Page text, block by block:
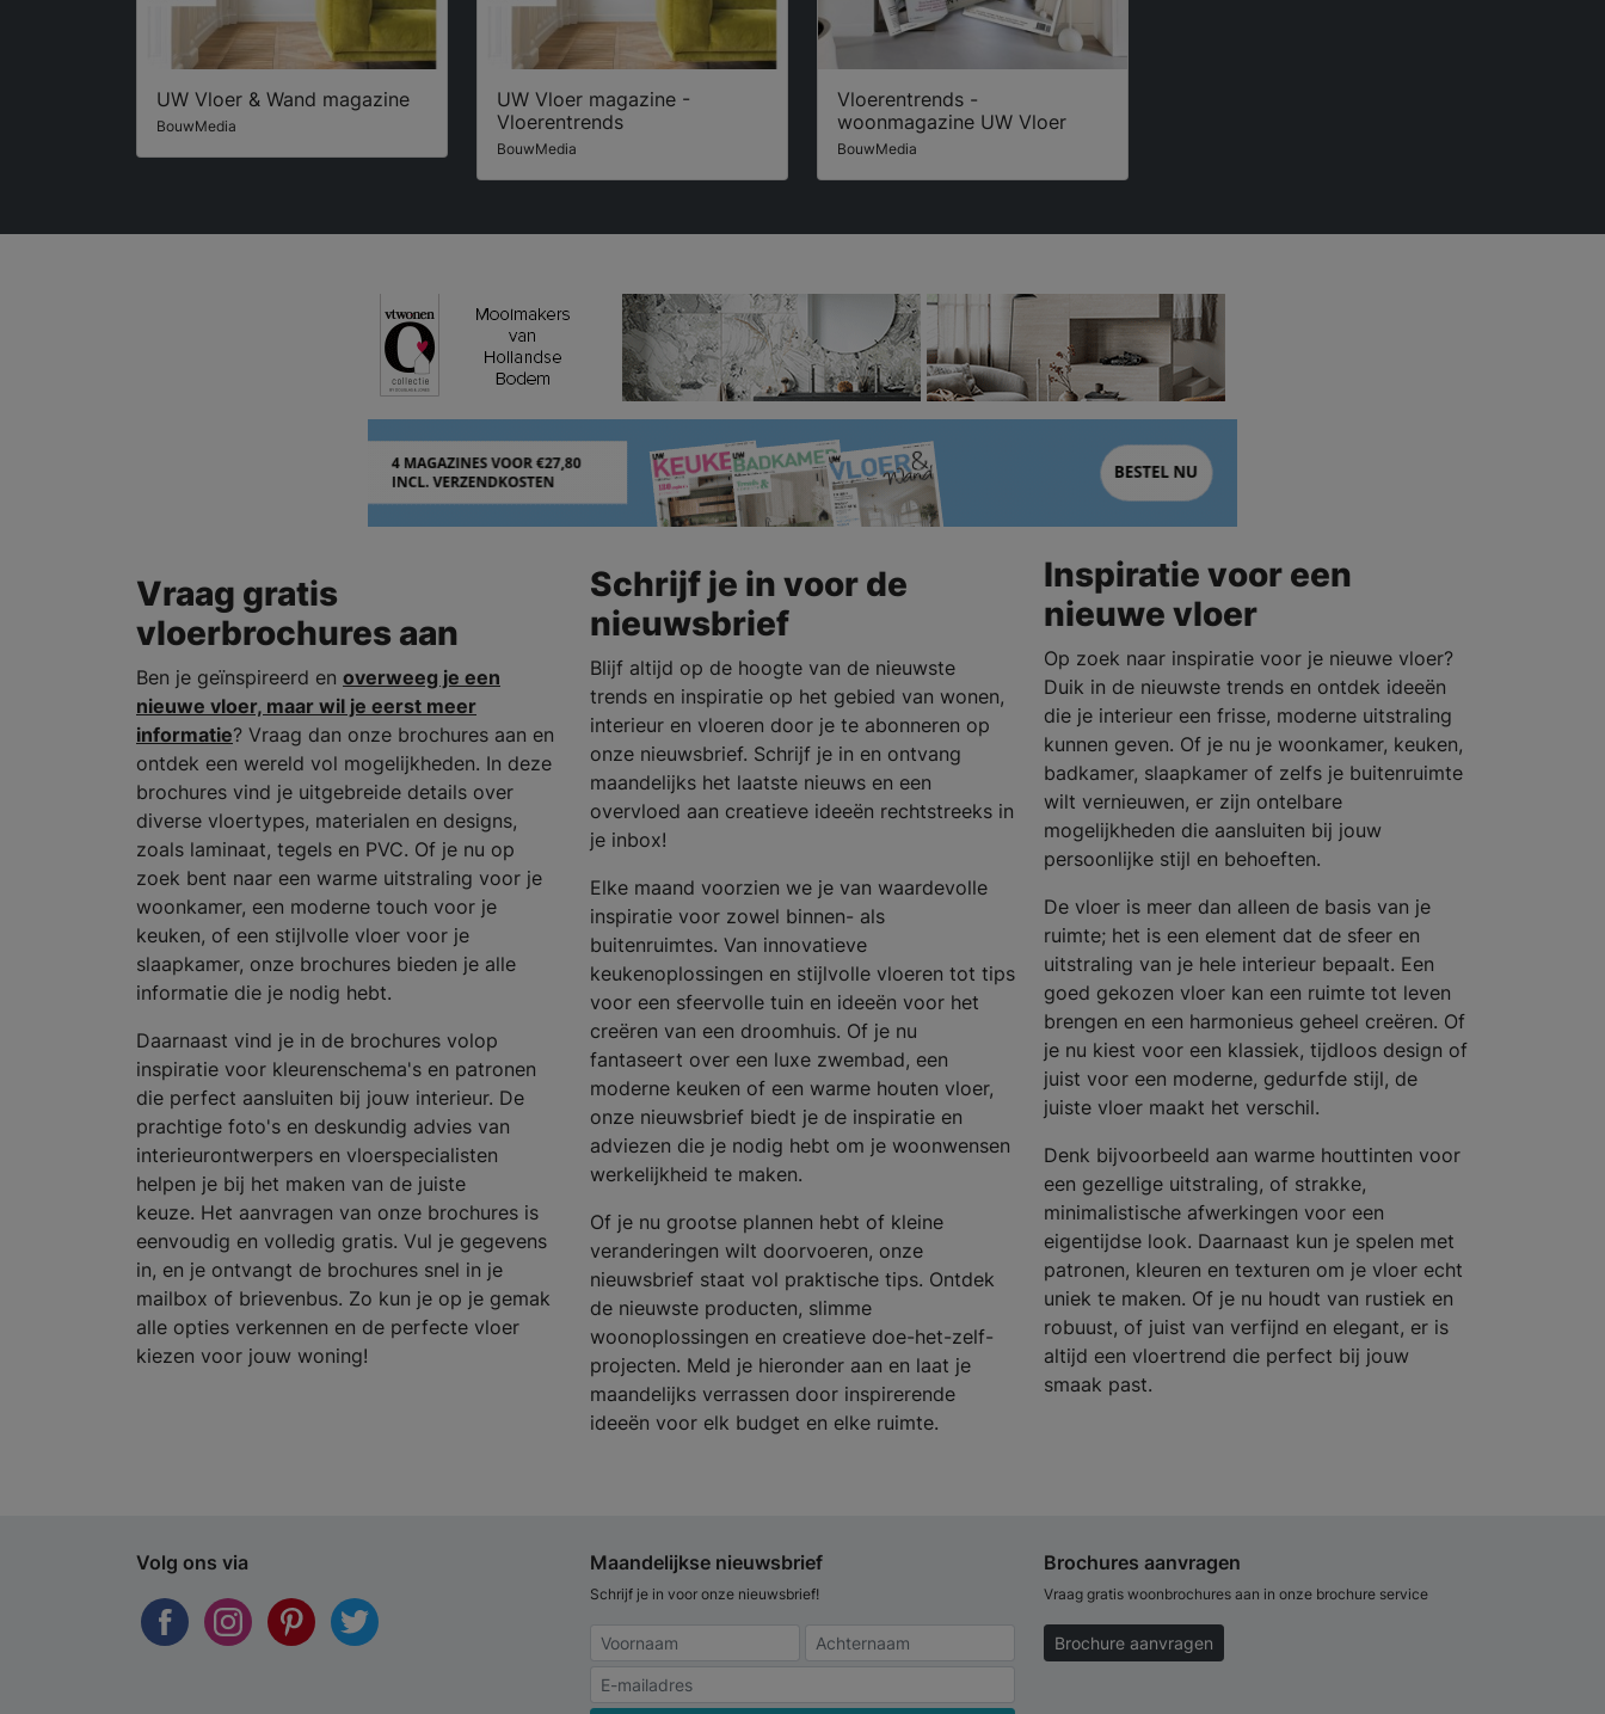
UW Vloer & Wand magazine
BouwMedia
UW Vloer magazine -
Vloerentrends
BouwMedia
Vloerentrends -
woonmagazine UW Vloer
BouwMedia
Vraag gratis
vloerbrochures aan
Ben je geïnspireerd en overweeg je een
nieuwe vloer, maar wil je eerst meer
informatie? Vraag dan onze brochures aan en
ontdek een wereld vol mogelijkheden. In deze
brochures vind je uitgebreide details over
diverse vloertypes, materialen en designs,
zoals laminaat, tegels en PVC. Of je nu op
zoek bent naar een warme uitstraling voor je
woonkamer, een moderne touch voor je
keuken, of een stijlvolle vloer voor je
slaapkamer, onze brochures bieden je alle
informatie die je nodig hebt.
Daarnaast vind je in de brochures volop
inspiratie voor kleurenschema's en patronen
die perfect aansluiten bij jouw interieur. De
prachtige foto's en deskundig advies van
interieurontwerpers en vloerspecialisten
helpen je bij het maken van de juiste
keuze. Het aanvragen van onze brochures is
eenvoudig en volledig gratis. Vul je gegevens
in, en je ontvangt de brochures snel in je
mailbox of brievenbus. Zo kun je op je gemak
alle opties verkennen en de perfecte vloer
kiezen voor jouw woning!
Schrijf je in voor de
nieuwsbrief
Blijf altijd op de hoogte van de nieuwste
trends en inspiratie op het gebied van wonen,
interieur en vloeren door je te abonneren op
onze nieuwsbrief. Schrijf je in en ontvang
maandelijks het laatste nieuws en een
overvloed aan creatieve ideeën rechtstreeks in
je inbox!
Elke maand voorzien we je van waardevolle
inspiratie voor zowel binnen- als
buitenruimtes. Van innovatieve
keukenoplossingen en stijlvolle vloeren tot tips
voor een sfeervolle tuin en ideeën voor het
creëren van een droomhuis. Of je nu
fantaseert over een luxe zwembad, een
moderne keuken of een warme houten vloer,
onze nieuwsbrief biedt je de inspiratie en
adviezen die je nodig hebt om je woonwensen
werkelijkheid te maken.
Of je nu grootse plannen hebt of kleine
veranderingen wilt doorvoeren, onze
nieuwsbrief staat vol praktische tips. Ontdek
de nieuwste producten, slimme
woonoplossingen en creatieve doe-het-zelf-
projecten. Meld je hieronder aan en laat je
maandelijks verrassen door inspirerende
ideeën voor elk budget en elke ruimte.
Inspiratie voor een
nieuwe vloer
Op zoek naar inspiratie voor je nieuwe vloer?
Duik in de nieuwste trends en ontdek ideeën
die je interieur een frisse, moderne uitstraling
kunnen geven. Of je nu je woonkamer, keuken,
badkamer, slaapkamer of zelfs je buitenruimte
wilt vernieuwen, er zijn ontelbare
mogelijkheden die aansluiten bij jouw
persoonlijke stijl en behoeften.
De vloer is meer dan alleen de basis van je
ruimte; het is een element dat de sfeer en
uitstraling van je hele interieur bepaalt. Een
goed gekozen vloer kan een ruimte tot leven
brengen en een harmonieus geheel creëren. Of
je nu kiest voor een klassiek, tijdloos design of
juist voor een moderne, gedurfde stijl, de
juiste vloer maakt het verschil.
Denk bijvoorbeeld aan warme houttinten voor
een gezellige uitstraling, of strakke,
minimalistische afwerkingen voor een
eigentijdse look. Daarnaast kun je spelen met
patronen, kleuren en texturen om je vloer echt
uniek te maken. Of je nu houdt van rustiek en
robuust, of juist van verfijnd en elegant, er is
altijd een vloertrend die perfect bij jouw
smaak past.
Volg ons via Maandelijkse nieuwsbrief
Schrijf je in voor onze nieuwsbrief!
Brochures aanvragen
Vraag gratis woonbrochures aan in onze brochure service
Brochure aanvragen